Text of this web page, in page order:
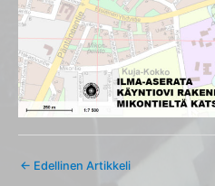
← Edellinen Artikkeli